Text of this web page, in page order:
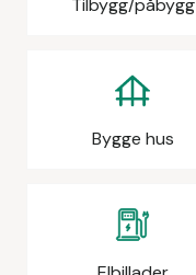
Tilbygg/påbygg
Bygge hus